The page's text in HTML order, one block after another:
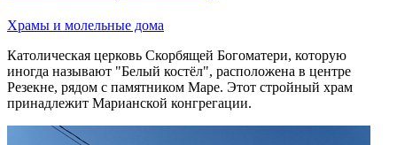
Храмы и молельные дома
Католическая церковь Скорбящей Богоматери, которую
иногда называют "Белый костёл", расположена в центре
Резекне, рядом с памятником Маре. Этот стройный храм
принадлежит Марианской конгрегации.